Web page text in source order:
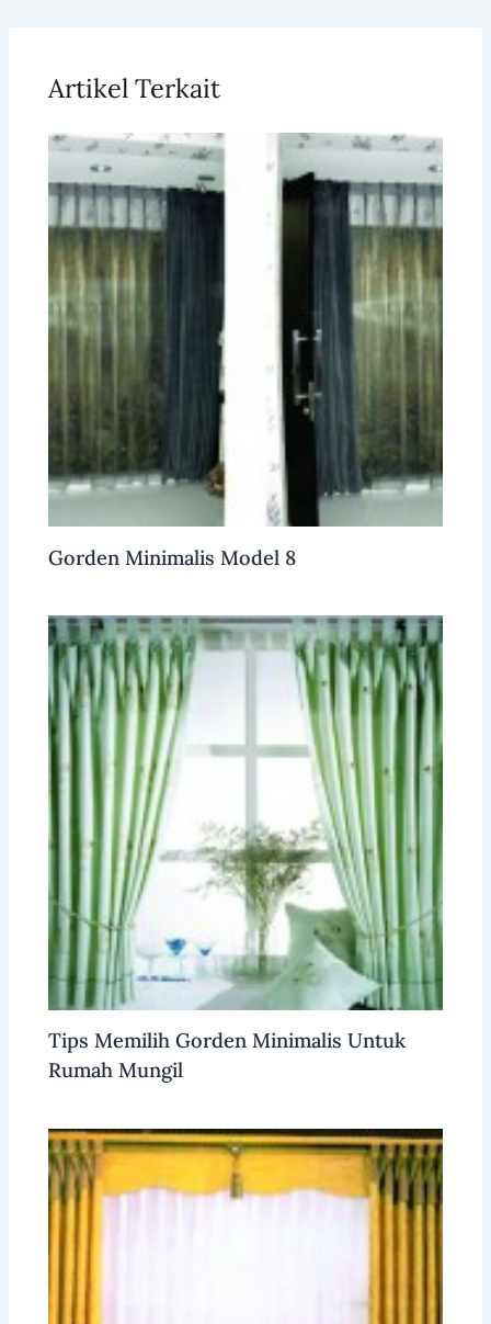
Artikel Terkait
Gorden Minimalis Model 8
Tips Memilih Gorden Minimalis Untuk
Rumah Mungil